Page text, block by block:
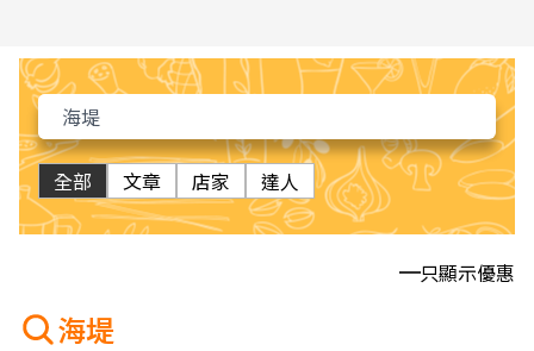
全部 文章 店家 達人
只顯示優惠
海堤